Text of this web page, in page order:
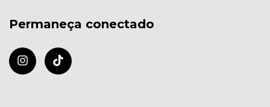
Permaneça conectado